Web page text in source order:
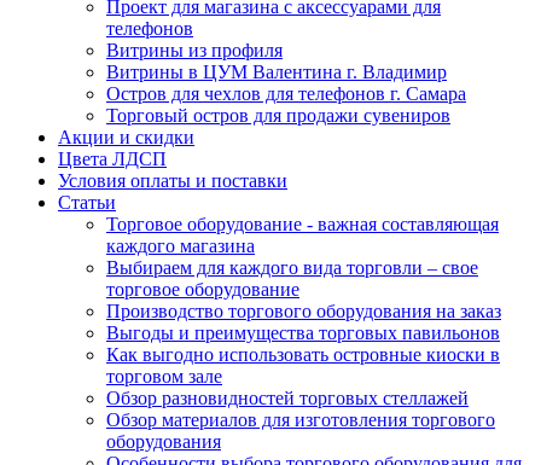
Проект для магазина с аксессуарами для
телефонов
Витрины из профиля
Витрины в ЦУМ Валентина г. Владимир
Остров для чехлов для телефонов г. Самара
Торговый остров для продажи сувениров
Акции и скидки
Цвета ЛДСП
Условия оплаты и поставки
Статьи
Торговое оборудование - важная составляющая
каждого магазина
Выбираем для каждого вида торговли – свое
торговое оборудование
Производство торгового оборудования на заказ
Выгоды и преимущества торговых павильонов
Как выгодно использовать островные киоски в
торговом зале
Обзор разновидностей торговых стеллажей
Обзор материалов для изготовления торгового
оборудования